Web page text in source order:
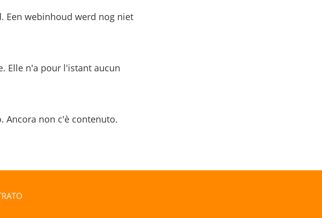
Een webinhoud werd nog niet
Elle n'a pour l'istant aucun
Ancora non c'è contenuto.